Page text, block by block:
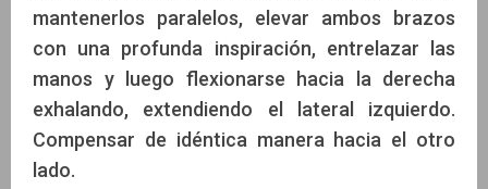
mantenerlos paralelos, elevar ambos brazos
con una profunda inspiración, entrelazar las
manos y luego flexionarse hacia la derecha
exhalando, extendiendo el lateral izquierdo.
Compensar de idéntica manera hacia el otro
lado.